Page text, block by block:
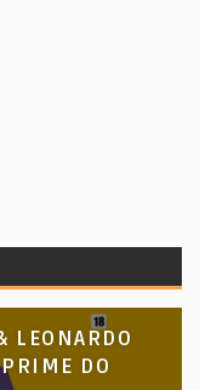
LEONARDO
DO